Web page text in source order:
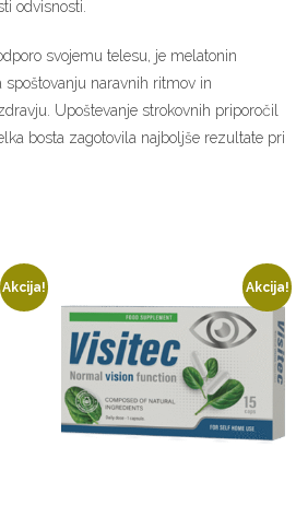
odvisnosti.
svojemu telesu, je melatonin
naravnih ritmov in
Upoštevanje strokovnih priporočil
bosta zagotovila najboljše rezultate pri
Akcija! Akcija!